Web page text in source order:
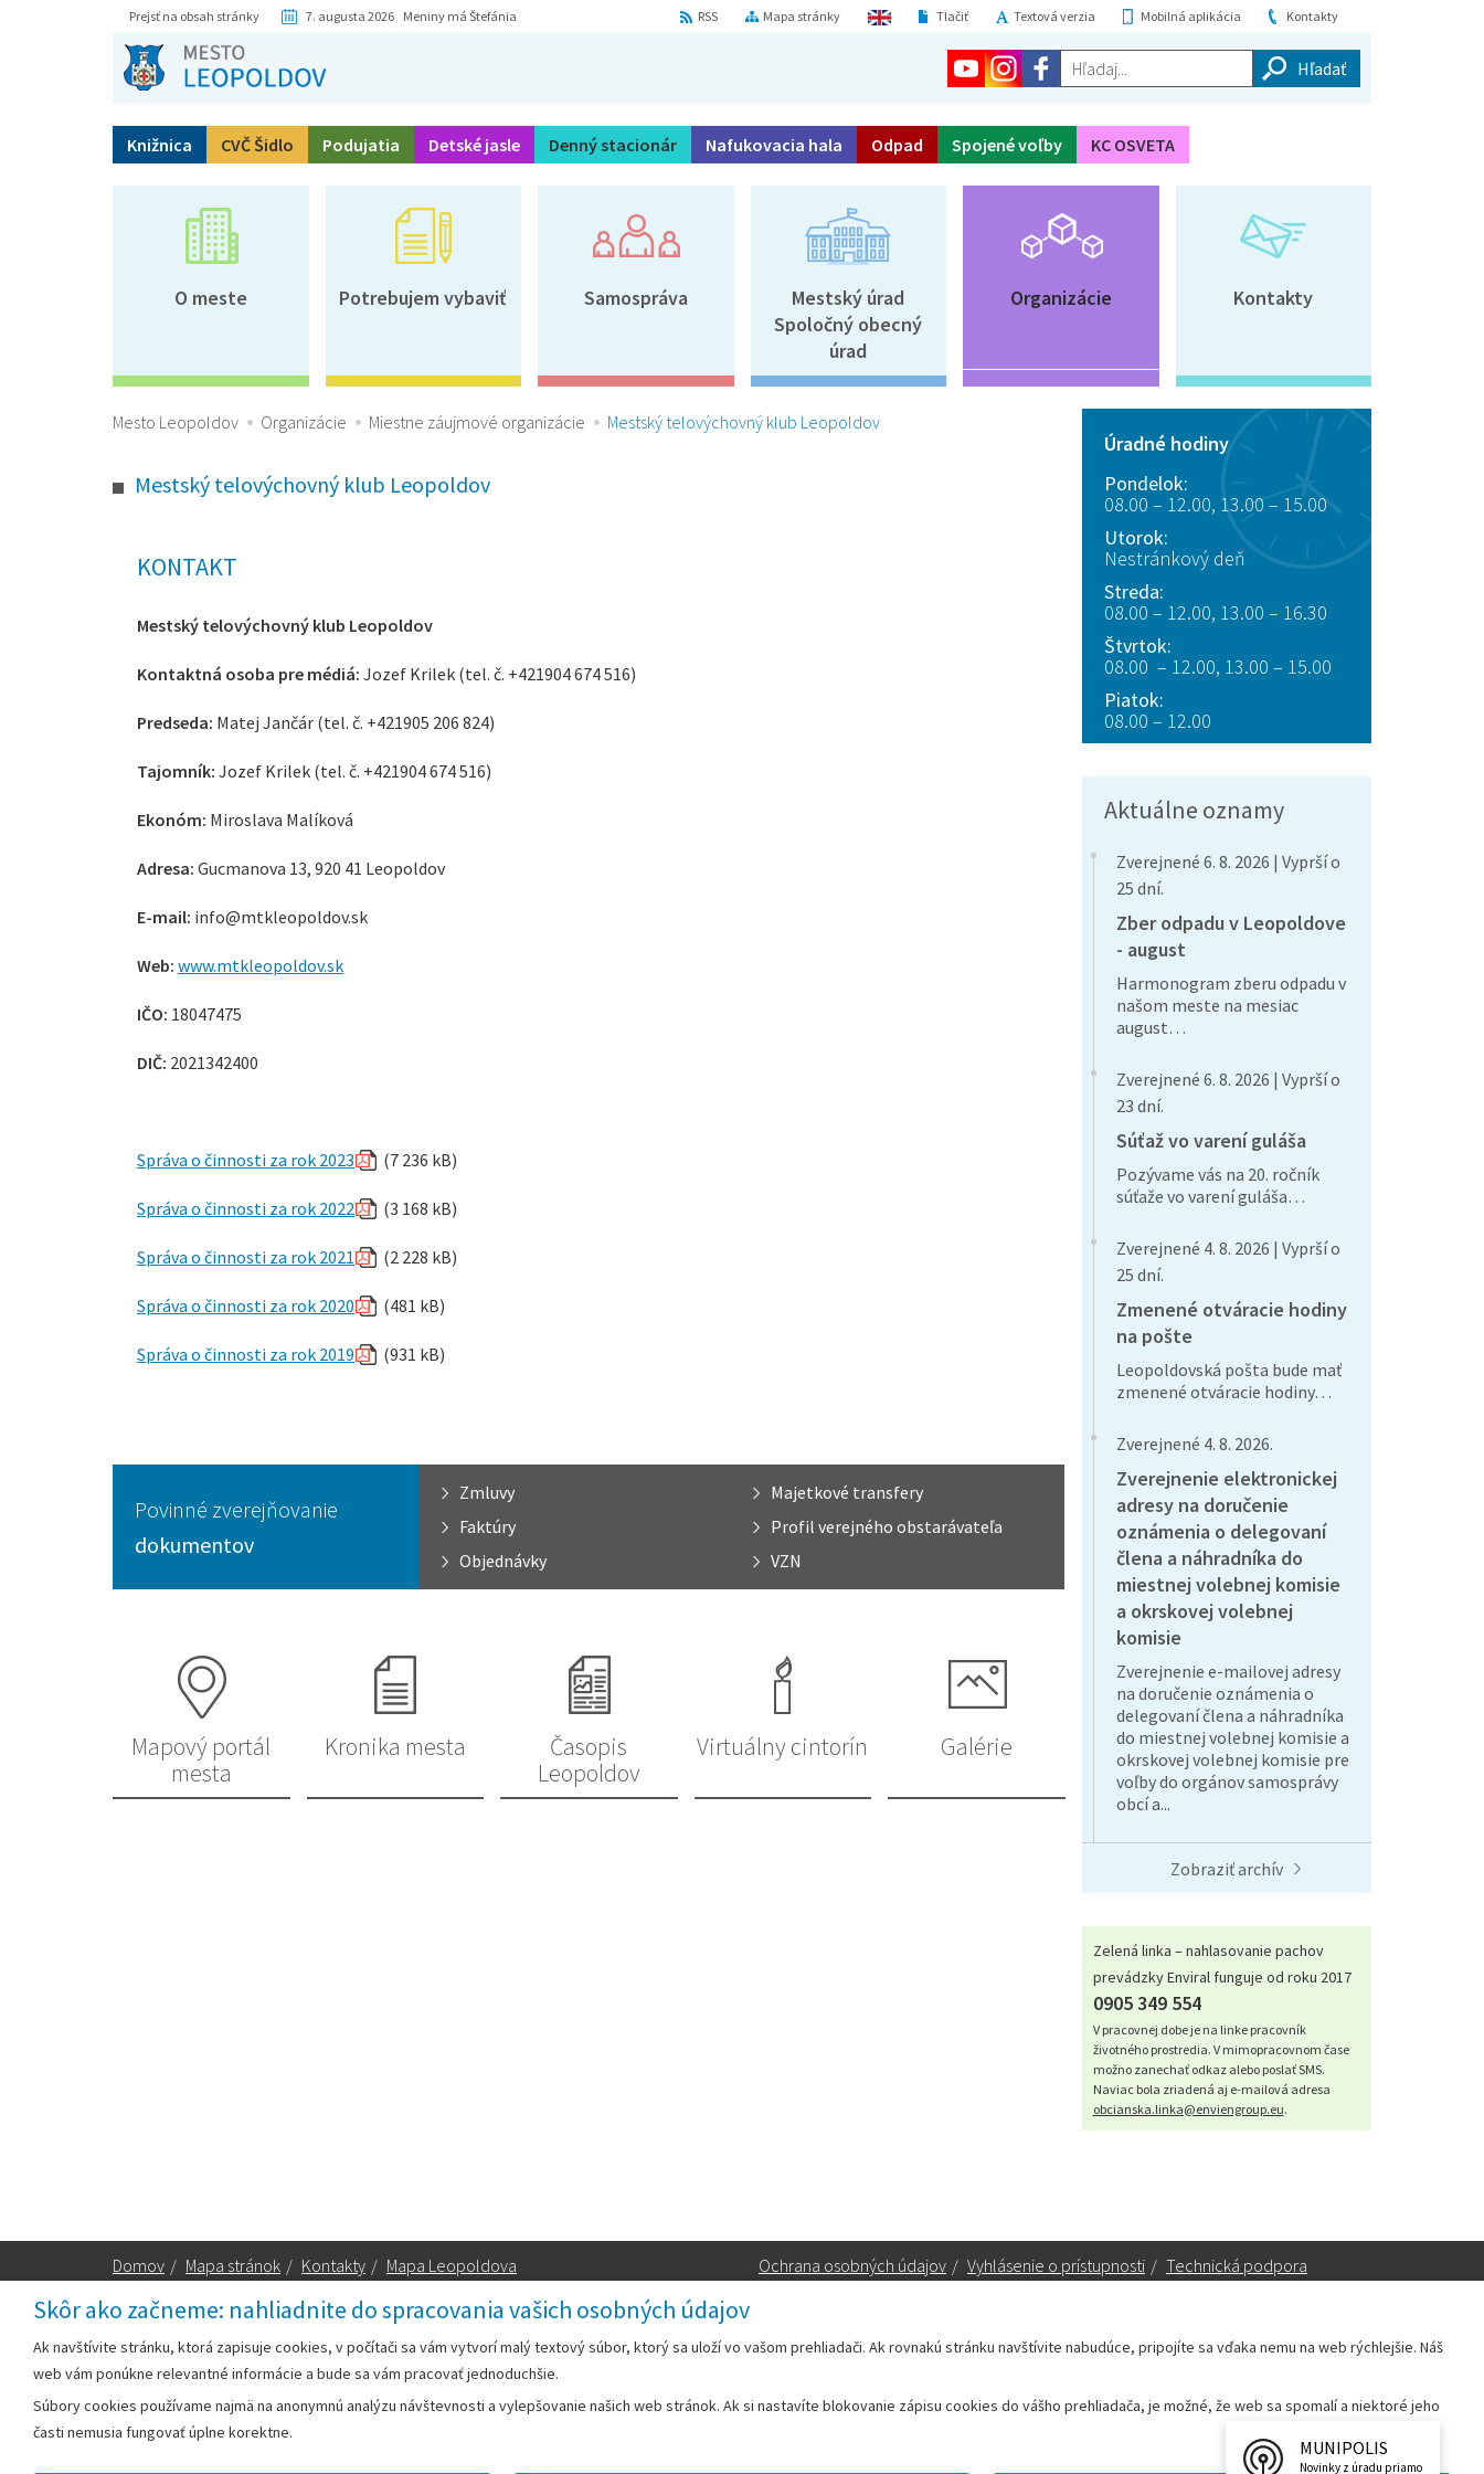
Skôr ako začneme: nahliadnite do spracovania vašich osobných údajov
Ak navštívite stránku, ktorá zapisuje cookies, v počítači sa vám vytvorí malý textový súbor, ktorý sa uloží vo vašom prehliadači. Ak rovnakú stránku navštívite nabudúce, pripojíte sa vďaka nemu na web rýchlejšie. Náš
web vám ponúkne relevantné informácie a bude sa vám pracovať jednoduchšie.
Súbory cookies používame najmä na anonymnú analýzu návštevnosti a vylepšovanie našich web stránok. Ak si nastavíte blokovanie zápisu cookies do vášho prehliadača, je možné, že web sa spomalí a niektoré jeho
časti nemusia fungovať úplne korektne.
Prejsť na obsah stránky 7. augusta 2026 Meniny má Štefánia Kontakty
Mobilná aplikácia
Textová verzia
Tlačiť
Mapa stránky
RSS
Hľadaj...
Knižnica CVČ Šidlo Podujatia Detské jasle Denný stacionár Nafukovacia hala Odpad Spojené voľby KC OSVETA
O meste Potrebujem vybaviť Samospráva
Mestský úrad
Spoločný obecný
úrad
Organizácie Kontakty
Mesto Leopoldov Organizácie Miestne záujmové organizácie Mestský telovýchovný klub Leopoldov
Mestský telovýchovný klub Leopoldov
KONTAKT
Mestský telovýchovný klub Leopoldov
Kontaktná osoba pre médiá: Jozef Krilek (tel. č. +421904 674 516)
Predseda: Matej Jančár (tel. č. +421905 206 824)
Tajomník: Jozef Krilek (tel. č. +421904 674 516)
Ekonóm: Miroslava Malíková
Adresa: Gucmanova 13, 920 41 Leopoldov
E-mail: info@mtkleopoldov.sk
Web: www.mtkleopoldov.sk
IČO: 18047475
DIČ: 2021342400
Správa o činnosti za rok 2023 (7 236 kB)
Správa o činnosti za rok 2022 (3 168 kB)
Správa o činnosti za rok 2021 (2 228 kB)
Správa o činnosti za rok 2020 (481 kB)
Správa o činnosti za rok 2019 (931 kB)
Povinné zverejňovanie
dokumentov
Zmluvy
Majetkové transfery
Faktúry
Profil verejného obstarávateľa
Objednávky
VZN
Mapový portál
mesta
Kronika mesta
Časopis
Leopoldov
Virtuálny cintorín Galérie
Úradné hodiny
Pondelok:
08.00 – 12.00, 13.00 – 15.00
Utorok:
Nestránkový deň
Streda:
08.00 – 12.00, 13.00 – 16.30
Štvrtok:
08.00 – 12.00, 13.00 – 15.00
Piatok:
08.00 – 12.00
Aktuálne oznamy
Zverejnené 6. 8. 2026 | Vyprší o
25 dní.
Zber odpadu v Leopoldove
- august
Harmonogram zberu odpadu v
našom meste na mesiac
august…
Zverejnené 6. 8. 2026 | Vyprší o
23 dní.
Súťaž vo varení guláša
Pozývame vás na 20. ročník
súťaže vo varení guláša…
Zverejnené 4. 8. 2026 | Vyprší o
25 dní.
Zmenené otváracie hodiny
na pošte
Leopoldovská pošta bude mať
zmenené otváracie hodiny…
Zverejnené 4. 8. 2026.
Zverejnenie elektronickej
adresy na doručenie
oznámenia o delegovaní
člena a náhradníka do
miestnej volebnej komisie
a okrskovej volebnej
komisie
Zverejnenie e-mailovej adresy
na doručenie oznámenia o
delegovaní člena a náhradníka
do miestnej volebnej komisie a
okrskovej volebnej komisie pre
voľby do orgánov samosprávy
obcí a...
Zobraziť archív
Zelená linka – nahlasovanie pachov
prevádzky Enviral funguje od roku 2017
0905 349 554
V pracovnej dobe je na linke pracovník
životného prostredia. V mimopracovnom čase
možno zanechať odkaz alebo poslať SMS.
Naviac bola zriadená aj e-mailová adresa
obcianska.linka@enviengroup.eu.
Domov / Mapa stránok / Kontakty / Mapa Leopoldova Ochrana osobných údajov / Vyhlásenie o prístupnosti / Technická podpora
Mestský úrad Leopoldov
Hlohovská cesta 1818/2A
Email:mesto@leopoldov.sk
Primátorka:primatorka@leopoldov.sk
webmaster@leopoldov.sk
MUNIPOLIS
Novinky z úradu priamo